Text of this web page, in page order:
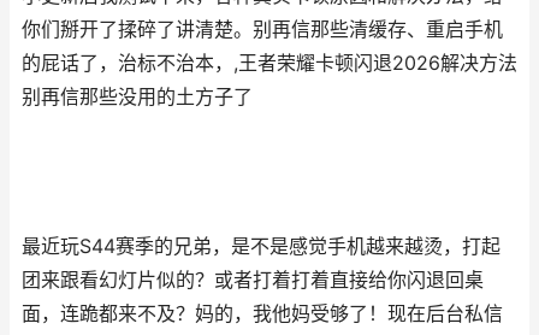
你们掰开了揉碎了讲清楚。别再信那些清缓存、重启手机
的屁话了，治标不治本，,王者荣耀卡顿闪退2026解决方法
别再信那些没用的土方子了
最近玩S44赛季的兄弟，是不是感觉手机越来越烫，打起
团来跟看幻灯片似的？或者打着打着直接给你闪退回桌
面，连跪都来不及？妈的，我他妈受够了！现在后台私信